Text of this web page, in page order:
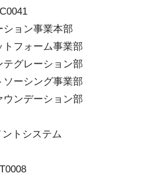
ョン事業本部
トフォーム事業部
テグレーション部
ソーシング事業部
ウンデーション部
ントシステム